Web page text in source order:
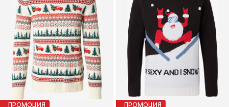
ПРОМОЦИЯ ПРОМОЦИЯ